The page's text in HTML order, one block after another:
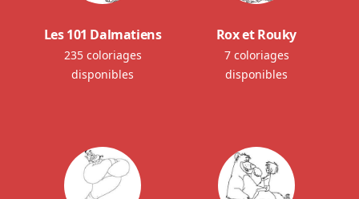
Les 101 Dalmatiens
235 coloriages
disponibles
Rox et Rouky
7 coloriages
disponibles